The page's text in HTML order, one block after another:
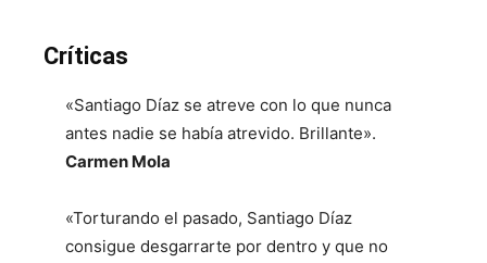
Críticas
«Santiago Díaz se atreve con lo que nunca
antes nadie se había atrevido. Brillante».
Carmen Mola
«Torturando el pasado, Santiago Díaz
consigue desgarrarte por dentro y que no